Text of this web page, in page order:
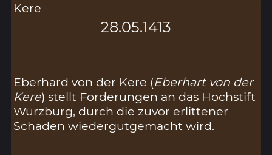
Kere
28.05.1413
Eberhard von der Kere (Eberhart von der
Kere) stellt Forderungen an das Hochstift
Würzburg, durch die zuvor erlittener
Schaden wiedergutgemacht wird.